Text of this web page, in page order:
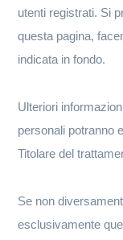
utenti registrati. Si
questa pagina,
indicata in fondo.
Ulteriori
personali potranno
Titolare del
Se non
esclusivamente